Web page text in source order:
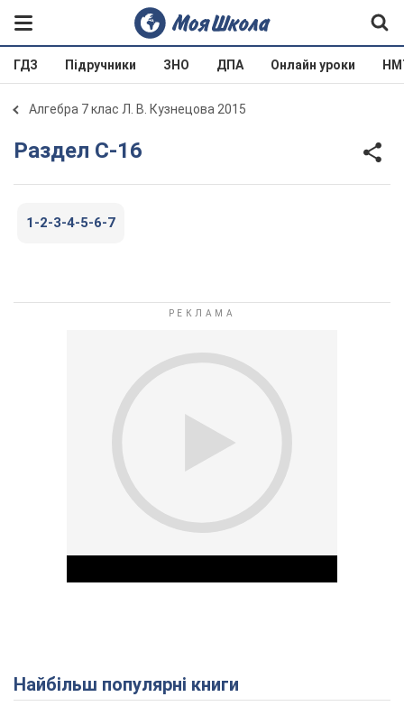
ГДЗ Підручники ЗНО ДПА Онлайн уроки
Алгебра 7 клас Л. В. Кузнецова 2015
Раздел С-16
1-2-3-4-5-6-7
Play Video
Найбільш популярні книги